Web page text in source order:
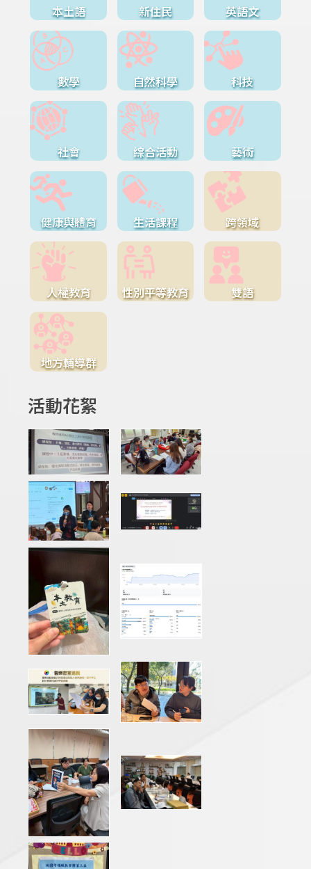
本土語 新住民 英語文
數學 自然科學 科技
社會 綜合活動 藝術
健康與體育 生活課程 跨領域
人權教育 性別平等教育 雙語
地方輔導群
活動花絮